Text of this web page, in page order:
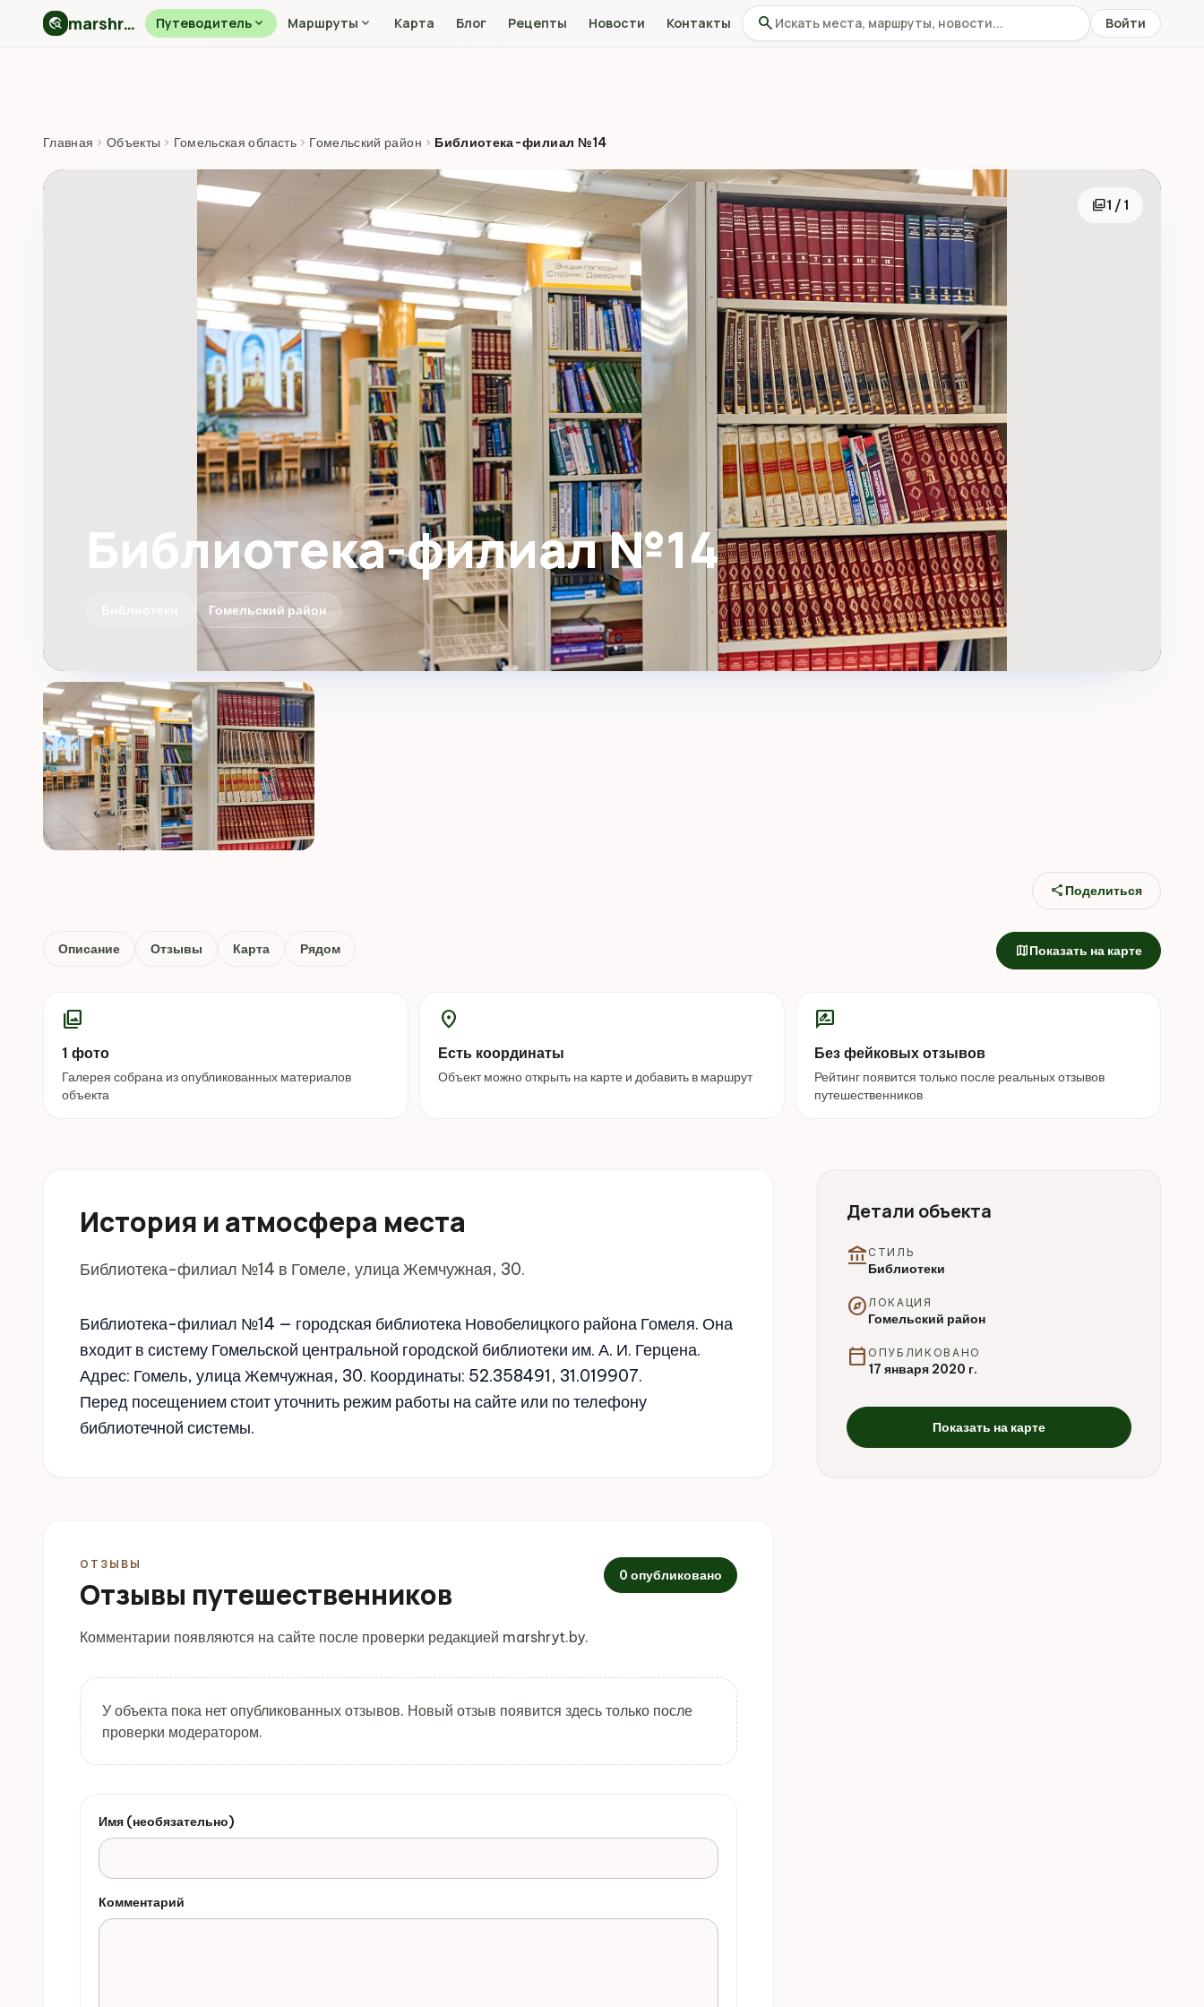
travel_explore marshryt.by Путеводительexpand_more Маршруты expand_more Карта Блог Рецепты Новости Контакты Поиск по сайту
search Войти
Главная › Объекты › Гомельская область › Гомельский район › Библиотека-филиал №14
photo_library1 / 1
Библиотека-филиал №14
Гомельский район
share Поделиться
Описание Отзывы Карта Рядом mapПоказать на карте
photo_library
1 фото
Галерея собрана из опубликованных материалов
объекта
location_on
Есть координаты
Объект можно открыть на карте и добавить в маршрут
rate_review
Без фейковых отзывов
Рейтинг появится только после реальных отзывов
путешественников
История и атмосфера места
Библиотека-филиал №14 в Гомеле, улица Жемчужная, 30.
Библиотека-филиал №14 — городская библиотека Новобелицкого района Гомеля. Она
входит в систему Гомельской центральной городской библиотеки им. А. И. Герцена.
Адрес: Гомель, улица Жемчужная, 30. Координаты: 52.358491, 31.019907.
Перед посещением стоит уточнить режим работы на сайте или по телефону
библиотечной системы.
ОТЗЫВЫ
Отзывы путешественников
0 опубликовано
Комментарии появляются на сайте после проверки редакцией marshryt.by.
У объекта пока нет опубликованных отзывов. Новый отзыв появится здесь только после
проверки модератором.
Имя (необязательно)
Комментарий
Детали объекта
account_balance СТИЛЬ
Библиотеки
explore ЛОКАЦИЯ
Гомельский район
calendar_today ОПУБЛИКОВАНО
17 января 2020 г.
Показать на карте